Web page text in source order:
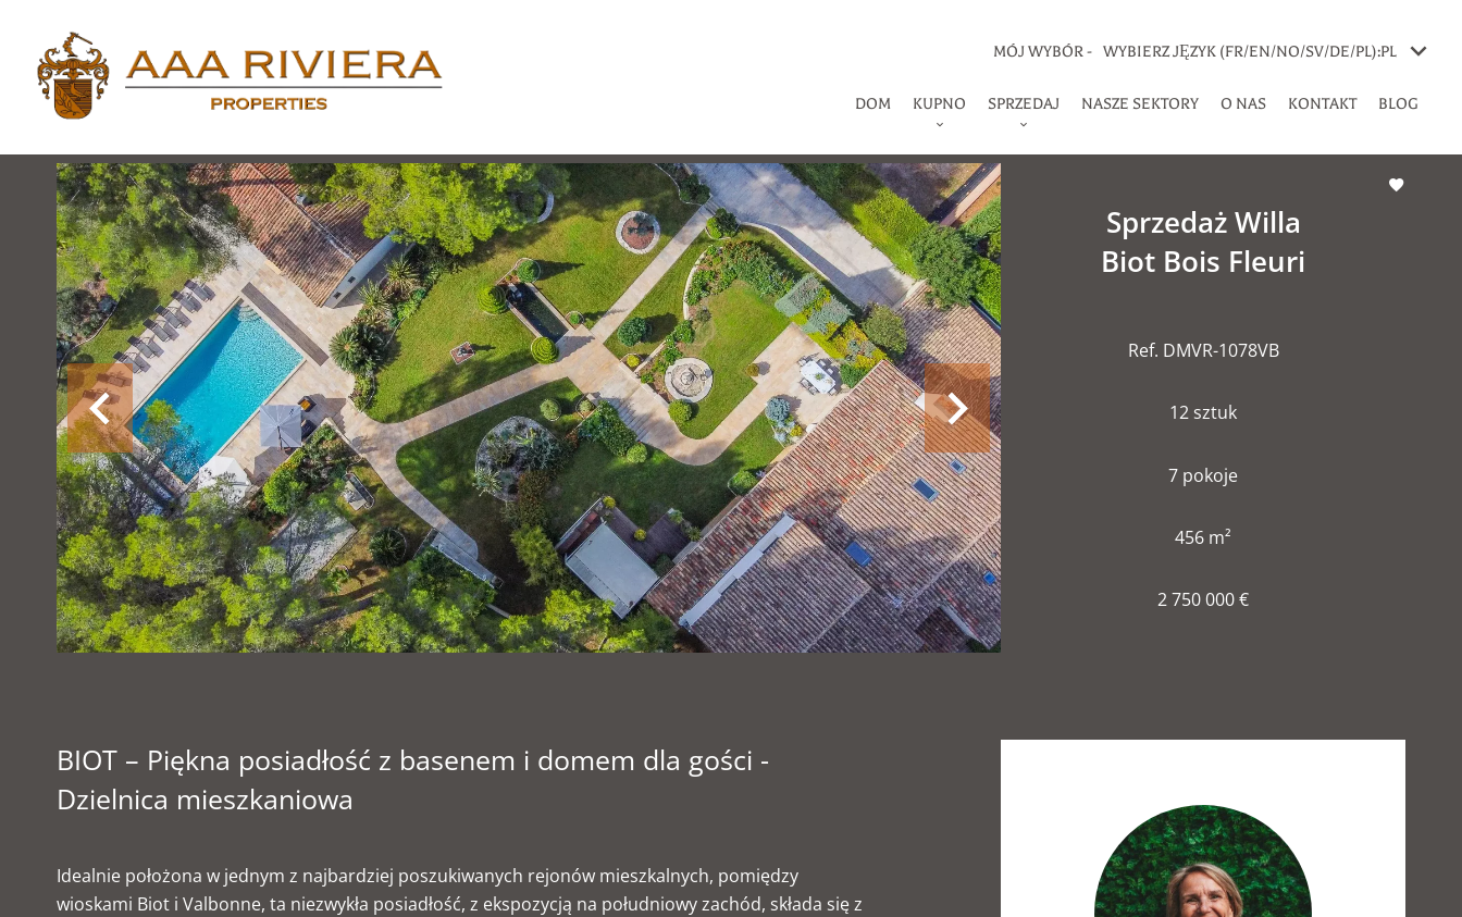
MÓJ WYBÓR - WYBIERZ JĘZYK (FR/EN/NO/SV/DE/PL):PL
DOM KUPNO SPRZEDAJ NASZE SEKTORY O NAS KONTAKT BLOG
Sprzedaż Willa
Biot Bois Fleuri
Ref. DMVR-1078VB
12 sztuk
7 pokoje
456 m²
2 750 000 €
BIOT – Piękna posiadłość z basenem i domem dla gości -
Dzielnica mieszkaniowa
Idealnie położona w jednym z najbardziej poszukiwanych rejonów mieszkalnych, pomiędzy
wioskami Biot i Valbonne, ta niezwykła posiadłość, z ekspozycją na południowy zachód, składa się z